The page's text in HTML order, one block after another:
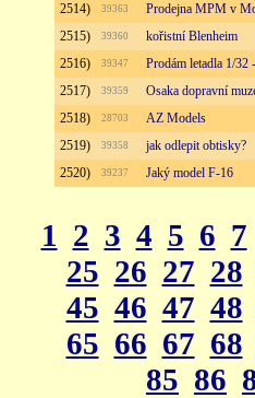
2514)
39363
Prodejna MPM v
2515)
39360
kořistní Blenheim
2516)
39347
Prodám letadla 1/32
2517)
39359
Osaka dopravní
2518)
28703
AZ Models
2519)
39358
jak odlepit obtisky?
2520)
39237 Jaký model F-16
1 2 3 4 5 6 7
25 26 27 28
45 46 47 48
65 66 67 68
85 86